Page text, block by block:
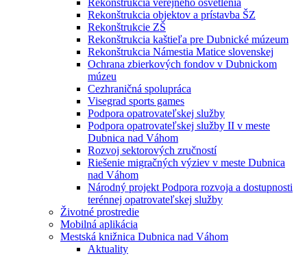
Rekonštrukcia verejného osvetlenia
Rekonštrukcia objektov a prístavba ŠZ
Rekonštrukcie ZŠ
Rekonštrukcia kaštieľa pre Dubnické múzeum
Rekonštrukcia Námestia Matice slovenskej
Ochrana zbierkových fondov v Dubnickom
múzeu
Cezhraničná spolupráca
Visegrad sports games
Podpora opatrovateľskej služby
Podpora opatrovateľskej služby II v meste
Dubnica nad Váhom
Rozvoj sektorových zručností
Riešenie migračných výziev v meste Dubnica
nad Váhom
Národný projekt Podpora rozvoja a dostupnosti
terénnej opatrovateľskej služby
Životné prostredie
Mobilná aplikácia
Mestská knižnica Dubnica nad Váhom
Aktuality